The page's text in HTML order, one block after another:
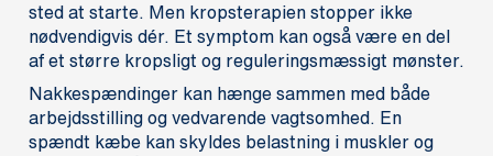
sted at starte. Men kropsterapien stopper ikke
nødvendigvis dér. Et symptom kan også være en del
af et større kropsligt og reguleringsmæssigt mønster.
Nakkespændinger kan hænge sammen med både
arbejdsstilling og vedvarende vagtsomhed. En
spændt kæbe kan skyldes belastning i muskler og